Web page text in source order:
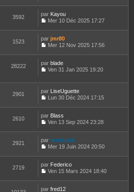
e
r
m
s
a
r
n
i
r
m
e
s
s
t
e
e
d
e
r
n
m
e
s
a
e
o
n
s
t
e
e
d
n
m
e
s
a
g
e
3592 par Kayou
o
n
s
t
e
l
e
d
n
m
e
s
a
e
Mer 10 Déc 2025 17:27
1523 par jmr80
o
n
s
l
t
e
l
e
d
n
m
e
s
Mer 12 Nov 2025 17:56
28222 par blade
s
u
l
t
e
l
e
d
n
Ven 31 Jan 2025 19:20
2901 par LiseUguette
o
n
s
t
e
e
d
e
r
Lun 30 Déc 2024 17:15
2610 par Blass
o
n
s
t
e
Ven 13 Sep 2024 23:28
2921 par torobouk
o
n
s
t
Mer 19 Juin 2024 20:50
2719 par Federico
o
n
Ven 15 Mars 2024 18:40
par fred12